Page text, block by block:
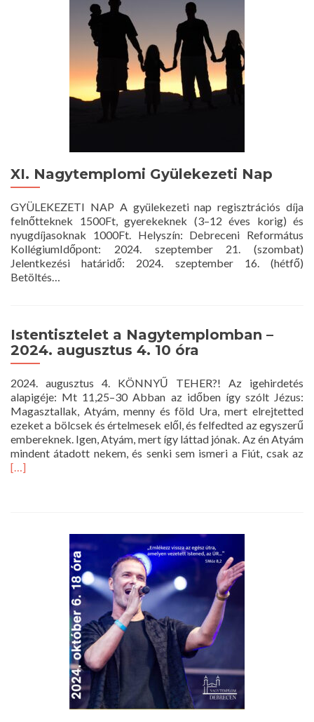
2024.
augusztus
11.
10
óra
XI. Nagytemplomi Gyülekezeti Nap
GYÜLEKEZETI NAP A gyülekezeti nap regisztrációs díja
felnőtteknek 1500Ft, gyerekeknek (3–12 éves korig) és
nyugdíjasoknak 1000Ft. Helyszín: Debreceni Református
KollégiumIdőpont: 2024. szeptember 21. (szombat)
Jelentkezési határidő: 2024. szeptember 16. (hétfő)
Betöltés…
Istentisztelet a Nagytemplomban –
2024. augusztus 4. 10 óra
2024. augusztus 4. KÖNNYŰ TEHER?! Az igehirdetés
alapigéje: Mt 11,25–30 Abban az időben így szólt Jézus:
Magasztallak, Atyám, menny és föld Ura, mert elrejtetted
ezeket a bölcsek és értelmesek elől, és felfedted az egyszerű
embereknek. Igen, Atyám, mert így láttad jónak. Az én Atyám
mindent átadott nekem, és senki sem ismeri a Fiút, csak az
[…]